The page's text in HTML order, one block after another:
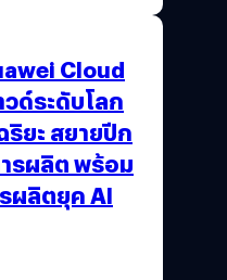
Cloud
ด์ระดับโลก
ยะ สยายปีก
รผลิต พร้อม
ผลิตยุค AI